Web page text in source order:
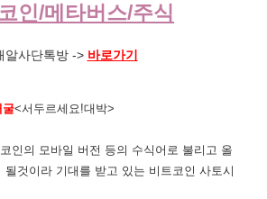
인/메타버스/주식
알사단톡방 -> 바로가기
굴<서두르세요!대박>
인의 모바일 버전 등의 수식어로 불리고 올
될것이라 기대를 받고 있는 비트코인 사토시